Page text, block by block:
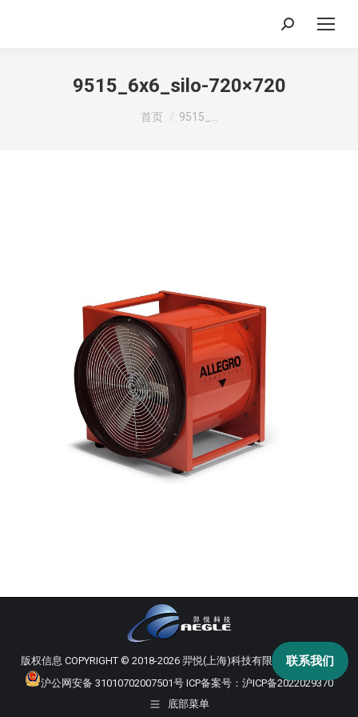
搜
9515_6x6_silo-720×720
你在这里：
首页 9515_…
版权信息 COPYRIGHT © 2018-2026 羿悦(上海)科技有限公司 版权所有
沪公网安备 31010702007501号 ICP备案号： 沪ICP备2022029370
底部菜单
联系我们